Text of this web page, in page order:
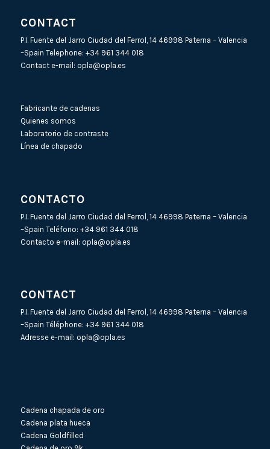
CONTACT
P.I. Fuente del Jarro Ciudad del Ferrol, 14 46998 Paterna – Valencia
–Spain Telephone: +34 961 344 018
Contact e-mail: opla@opla.es
Fabricante de cadenas
Quienes somos
Laboratorio de contraste
Línea de chapado
CONTACTO
P.I. Fuente del Jarro Ciudad del Ferrol, 14 46998 Paterna – Valencia
–Spain Teléfono: +34 961 344 018
Contacto e-mail: opla@opla.es
CONTACT
P.I. Fuente del Jarro Ciudad del Ferrol, 14 46998 Paterna – Valencia
–Spain Téléphone: +34 961 344 018
Adresse e-mail: opla@opla.es
Cadena chapada de oro
Cadena plata hueca
Cadena Goldfilled